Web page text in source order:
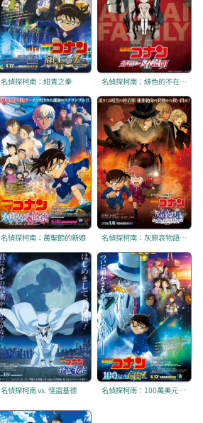
名偵探柯南：紺青之拳 名偵探柯南：緋色的不在場證明
名偵探柯南：萬聖節的新娘 名偵探柯南：灰原哀物語 ～黑鐵的神祕列車～
名偵探柯南 vs. 怪盜基德 名偵探柯南：100萬美元的五稜星